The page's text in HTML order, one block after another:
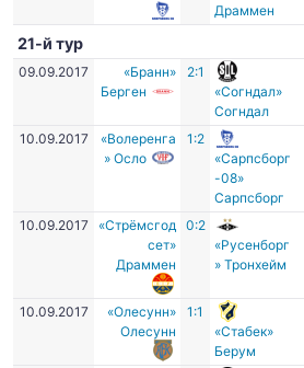
Драммен
21-й тур
09.09.2017
«Бранн»
Берген
2:1
«Согндал»
Согндал
10.09.2017
«Волеренга
» Осло
1:2
«Сарпсборг
-08»
Сарпсборг
10.09.2017
«Стрёмсгод
сет»
Драммен
0:2
«Русенборг
» Тронхейм
10.09.2017
«Олесунн»
Олесунн
1:1
«Стабек»
Берум